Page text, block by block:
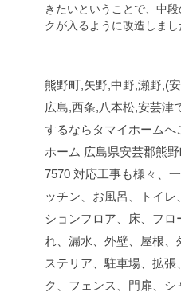
きたいということで、中
クが入るように改造しまし
熊野町,矢野,中野,瀬野,(
広島,西条,八本松,安芸津
するならタマイホームへ
ホーム 広島県安芸郡熊
7570 対応工事も様々、
ッチン、お風呂、トイ
ションフロア、床、フ
れ、漏水、外壁、屋根、
ステリア、駐車場、拡
ク、フェンス、門扉、